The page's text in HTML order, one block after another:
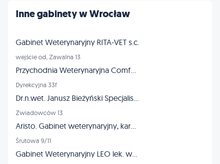
Inne gabinety w Wrocław
Gabinet Weterynaryjny RITA-VET s.c.
wejście od, Zawalna 13
Przychodnia Weterynaryjna ComfortVET
Dyrekcyjna 33f
Dr.n.wet. Janusz Bieżyński Specjalista chirurg - złamania dysplazja
Zwiadowców 13
Aristo. Gabinet weterynaryjny, karmy dla zwierząt, strzyżenie
Śrutowa 9/11
Gabinet Weterynaryjny LEO lek. wet. Tomasz Frankowski